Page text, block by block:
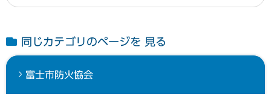
同じカテゴリのページを 見る
富士市防火協会